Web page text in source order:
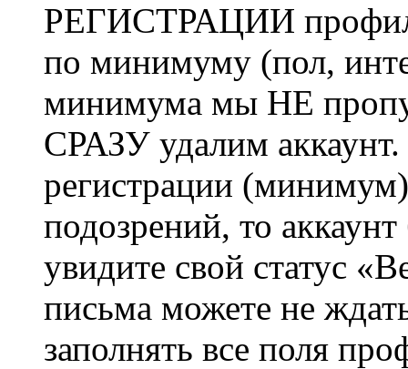
РЕГИСТРАЦИИ профиль
по минимуму (пол,
минимума мы НЕ
СРАЗУ удалим
регистрации
подозрений, то
увидите свой статус
письма можете не
заполнять все поля